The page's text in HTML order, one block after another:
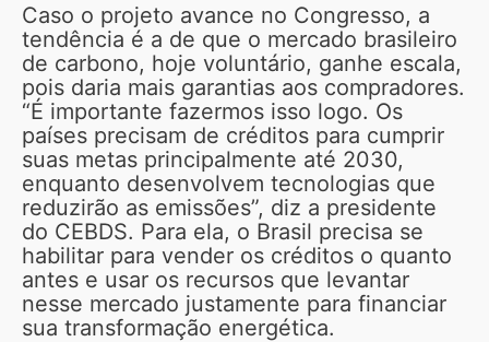
Caso o projeto avance no Congresso, a
tendência é a de que o mercado brasileiro
de carbono, hoje voluntário, ganhe escala,
pois daria mais garantias aos compradores.
“É importante fazermos isso logo. Os
países precisam de créditos para cumprir
suas metas principalmente até 2030,
enquanto desenvolvem tecnologias que
reduzirão as emissões”, diz a presidente
do CEBDS. Para ela, o Brasil precisa se
habilitar para vender os créditos o quanto
antes e usar os recursos que levantar
nesse mercado justamente para financiar
sua transformação energética.